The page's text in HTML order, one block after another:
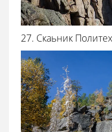
27. Скаьник